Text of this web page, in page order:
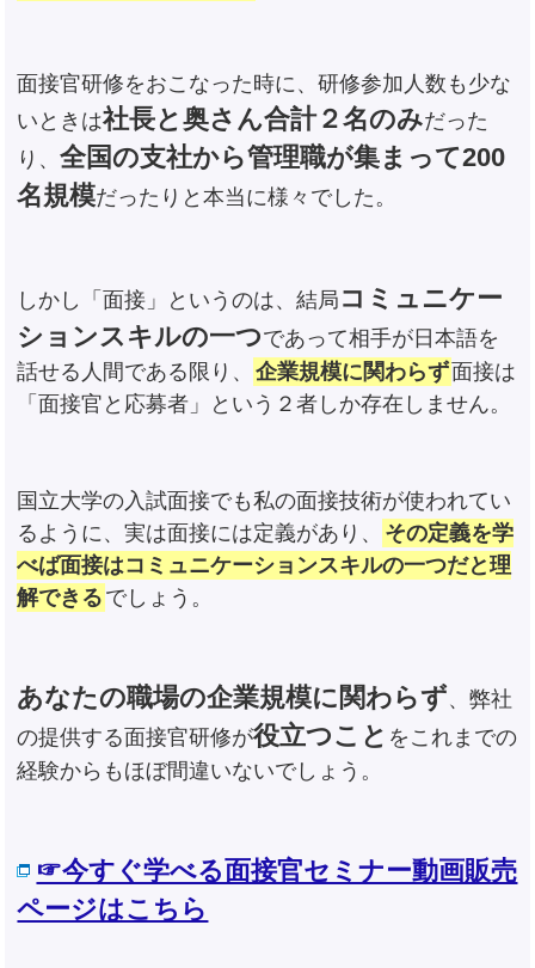
面接官研修をおこなった時に、研修参加人数も少な
いときは社長と奥さん合計２名のみだった
り、全国の支社から管理職が集まって200
名規模だったりと本当に様々でした。
しかし「面接」というのは、結局 コミュニケー
ションスキルの一つであって相手が日本語を
話せる人間である限り、 企業規模に関わらず面接は
「面接官と応募者」という２者しか存在しません。
国立大学の入試面接でも私の面接技術が使われてい
るように、実は面接には定義があり、
その定義を学
べば面接はコミュニケーションスキルの一つだと理
解できる でしょう。
あなたの職場の企業規模に関わらず、弊社
の提供する面接官研修が役立つこと をこれまでの
経験からもほぼ間違いないでしょう。
☞今すぐ学べる面接官セミナー動画販売
ページはこちら